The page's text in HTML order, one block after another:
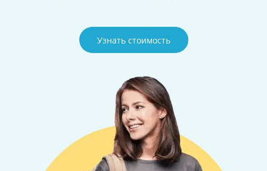
Узнать стоимость